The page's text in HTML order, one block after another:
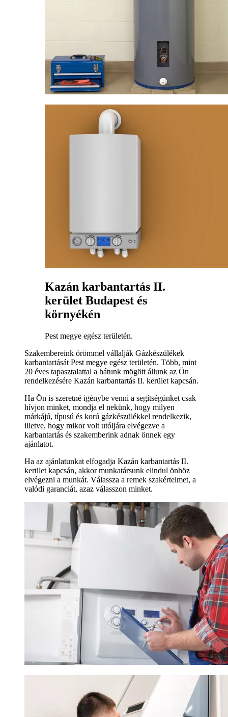
Kazán karbantartás II.
kerület Budapest és
környékén
Pest megye egész területén.
Szakembereink örömmel vállalják Gázkészülékek
karbantartását Pest megye egész területén. Több, mint
20 éves tapasztalattal a hátunk mögött állunk az Ön
rendelkezésére Kazán karbantartás II. kerület kapcsán.
Ha Ön is szeretné igénybe venni a segítségünket csak
hívjon minket, mondja el nekünk, hogy milyen
márkájú, típusú és korú gázkészülékkel rendelkezik,
illetve, hogy mikor volt utóljára elvégezve a
karbantartás és szakemberink adnak önnek egy
ajánlatot.
Ha az ajánlatunkat elfogadja Kazán karbantartás II.
kerület kapcsán, akkor munkatársunk elindul önhöz
elvégezni a munkát. Válassza a remek szakértelmet, a
valódi garanciát, azaz válasszon minket.